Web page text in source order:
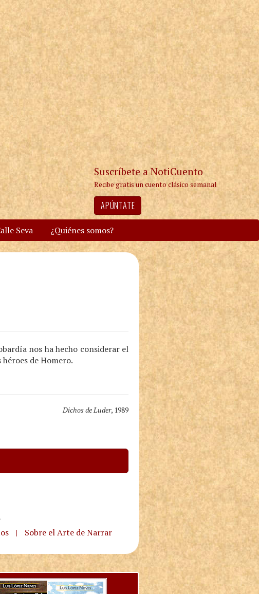
Suscríbete a NotiCuento
Recibe gratis un cuento clásico semanal
APÚNTATE
Seva ¿Quiénes somos?
nos ha hecho considerar el
de Homero.
Dichos de Luder, 1989
| Sobre el Arte de Narrar